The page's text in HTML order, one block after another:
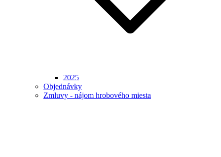
2025
Objednávky
Zmluvy - nájom hrobového miesta